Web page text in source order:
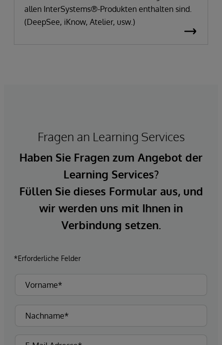
allen InterSystems®-Produkten enthalten sind.
(DeepSee, iKnow, Atelier, usw.)
Fragen an Learning Services
Haben Sie Fragen zum Angebot der
Learning Services?
Füllen Sie dieses Formular aus, und
wir werden uns mit Ihnen in
Verbindung setzen.
*Erforderliche Felder